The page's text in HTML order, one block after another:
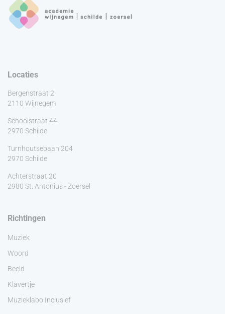
Locaties
Bergenstraat 2
2110 Wijnegem
Schoolstraat 44
2970 Schilde
Turnhoutsebaan 204
2970 Schilde
Achterstraat 20
2980 St. Antonius - Zoersel
Richtingen
Muziek
Woord
Beeld
Klavertje
Muzieklabo Inclusief